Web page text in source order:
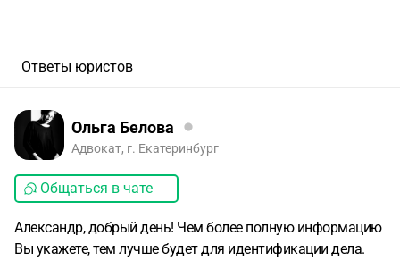
Ответы юристов
Ольга Белова
Адвокат, г. Екатеринбург
Общаться в чате
Александр, добрый день! Чем более полную информацию
Вы укажете, тем лучше будет для идентификации дела.